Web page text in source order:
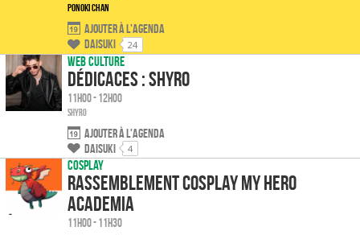
Ponoki Chan
Ajouter à l'agenda
Daisuki
24
Web culture
Dédicaces : Shyro
11h00 - 12h00
SHYRO
Ajouter à l'agenda
Daisuki
4
Cosplay
Rassemblement Cosplay My Hero
Academia
11h00 - 11h30